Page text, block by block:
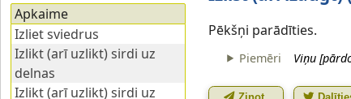
Pēkšņi parādīties.
Piemēri Viņu
Apkaime
Izliet sviedrus
Izlikt (arī uzlikt) sirdi uz
delnas
Izlikt (arī uzlikt) sirdi uz